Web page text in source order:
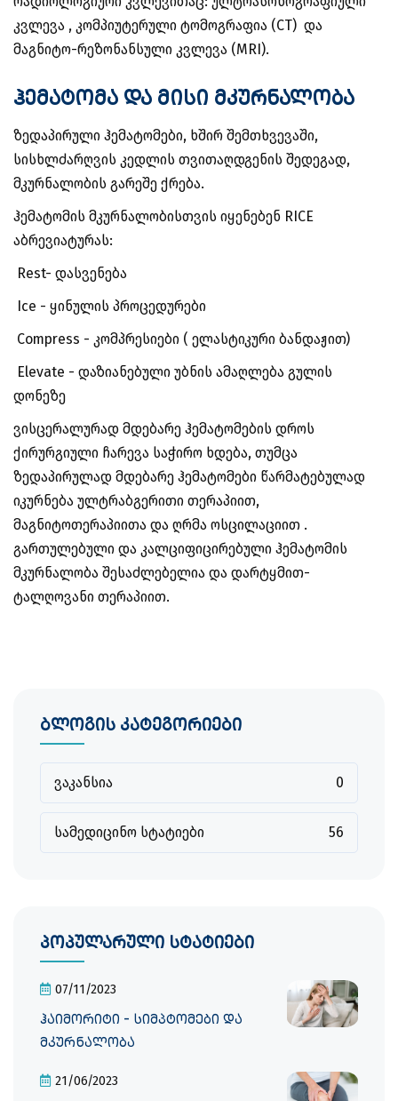
კვლევა , კომპიუტერული ტომოგრაფია (CT) და
მაგნიტო-რეზონანსული კვლევა (MRI).
ჰემატომა და მისი მკურნალობა
ზედაპირული ჰემატომები, ხშირ შემთხვევაში,
სისხლძარღვის კედლის თვითაღდგენის შედეგად,
მკურნალობის გარეშე ქრება.
ჰემატომის მკურნალობისთვის იყენებენ RICE
აბრევიატურას:
Rest- დასვენება
Ice - ყინულის პროცედურები
Compress - კომპრესიები ( ელასტიკური ბანდაჟით)
Elevate - დაზიანებული უბნის ამაღლება გულის
დონეზე
ვისცერალურად მდებარე ჰემატომების დროს
ქირურგიული ჩარევა საჭირო ხდება, თუმცა
ზედაპირულად მდებარე ჰემატომები წარმატებულად
იკურნება ულტრაბგერითი თერაპიით,
მაგნიტოთერაპიითა და ღრმა ოსცილაციით .
გართულებული და კალციფიცირებული ჰემატომის
მკურნალობა შესაძლებელია და დარტყმით-
ტალღოვანი თერაპიით.
ბლოგის კატეგორიები
ვაკანსია 0
სამედიცინო სტატიები 56
პოპულარული სტატიები
07/11/2023
ჰაიმორიტი - სიმპტომები და
მკურნალობა
21/06/2023